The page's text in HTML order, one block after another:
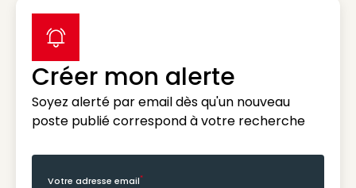
Créer mon alerte
Soyez alerté par email dès qu'un nouveau
poste publié correspond à votre recherche
label icon
Votre adresse email*